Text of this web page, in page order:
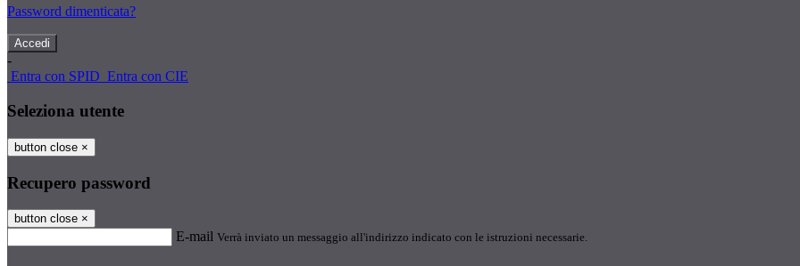
Password dimenticata?
-
Entra con SPID Entra con CIE
Seleziona utente
button close ×
Recupero password
button close ×
E-mail Verrà inviato un messaggio all'indirizzo indicato con le istruzioni necessarie.